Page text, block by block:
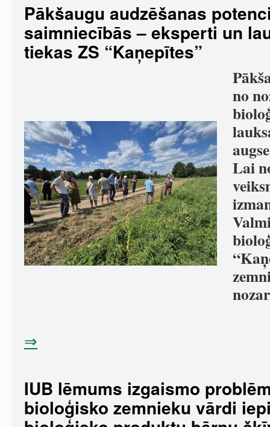
Pākšaugu audzēšanas
saimniecībās – eksperti un
tiekas ZS “Kaņepītes”
no
Lai
⇒
IUB lēmums izgaismo
bioloģisko zemnieku vārdi